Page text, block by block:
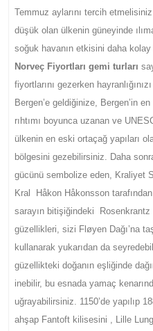
Temmuz aylarını tercih
düşük olan ülkenin güneyinde
soğuk havanın etkisini daha
Norveç Fiyortları gemi turları
fiyortlarını gezerken
Bergen’e geldiğinize, Bergen’in
rıhtımı boyunca uzanan ve
ülkenin en eski ortaçağ yapıları
bölgesini gezebilirsiniz. Daha
gücünü sembolize eden, Kraliyet
Kral Håkon Håkonsson
sarayın bitişiğindeki
güzellikleri, sizi Fløyen Dağı’na
kullanarak yukarıdan da
güzellikteki doğanın eşliğinde
inebilir, bu esnada yamaç
uğrayabilirsiniz. 1150’de yapılıp
ahşap Fantoft kilisesini , Lille